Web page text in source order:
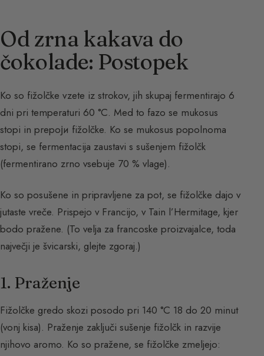
Od zrna kakava do
čokolade: Postopek
Ko so fižolčke vzete iz strokov, jih skupaj fermentirajo 6
dni pri temperaturi 60 °C. Med to fazo se mukosus
stopi in prepoји fižolčke. Ko se mukosus popolnoma
stopi, se fermentacija zaustavi s sušenjem fižolčk
(fermentirano zrno vsebuje 70 % vlage).
Ko so posušene in pripravljene za pot, se fižolčke dajo v
jutaste vreče. Prispejo v Francijo, v Tain l’Hermitage, kjer
bodo pražene. (To velja za francoske proizvajalce, toda
največji je švicarski, glejte zgoraj.)
1. Praženje
Fižolčke gredo skozi posodo pri 140 °C 18 do 20 minut
(vonj kisa). Praženje zaključi sušenje fižolčk in razvije
njihovo aromo. Ko so pražene, se fižolčke zmeljejo: